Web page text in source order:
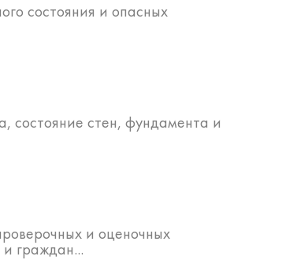
состояния и опасных
состояние стен, фундамента и
и оценочных
граждан...